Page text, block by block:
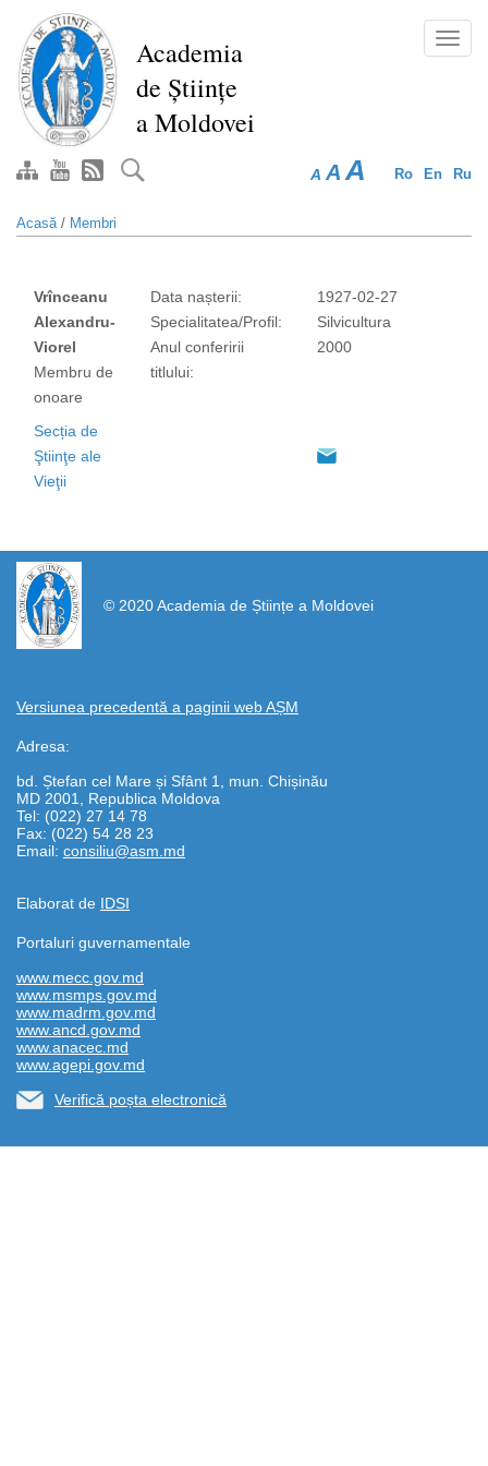
conţinutul
principal
Academia
de Științe
a Moldovei
Ro En Ru
A A A
Acasă/ Membri
Vrînceanu
Alexandru-
Viorel
Membru de
onoare
Data nașterii:
Specialitatea/Profil:
Anul conferirii
titlului:
1927-02-27
Silvicultura
2000
Secția de
Ştiinţe ale
Vieţii
© 2020 Academia de Științe a Moldovei
Versiunea precedentă a paginii web AȘM
Adresa:
bd. Ștefan cel Mare și Sfânt 1, mun. Chișinău
MD 2001, Republica Moldova
Tel: (022) 27 14 78
Fax: (022) 54 28 23
Email: consiliu@asm.md
Elaborat de IDSI
https://propletenie.ru/
Portaluri guvernamentale
www.mecc.gov.md
www.msmps.gov.md
www.madrm.gov.md
www.ancd.gov.md
www.anacec.md
www.agepi.gov.md
Verifică poșta electronică